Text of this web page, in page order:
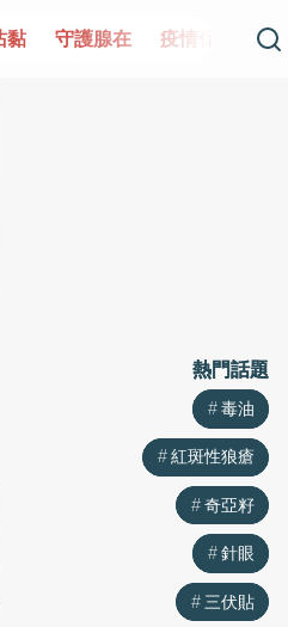
疫情保衛戰 再生醫學 愛
熱門話題
毒油
紅斑性狼瘡
奇亞籽
針眼
三伏貼
熱門話題
毒油
紅斑性狼瘡
奇亞籽
針眼
三伏貼